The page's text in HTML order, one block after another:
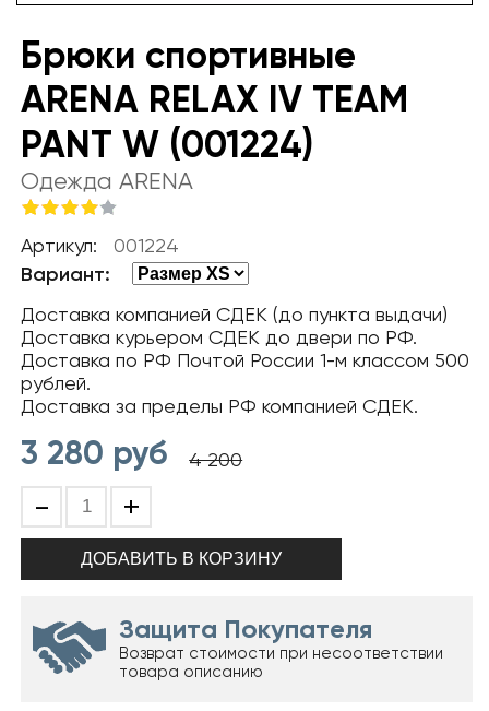
Брюки спортивные
ARENA RELAX IV TEAM
PANT W (001224)
Одежда ARENA
Артикул: 001224
Вариант:
Доставка компанией СДЕК (до пункта выдачи)
Доставка курьером СДЕК до двери по РФ.
Доставка по РФ Почтой России 1-м классом 500
рублей.
Доставка за пределы РФ компанией СДЕК.
3 280 руб 4 200
- +
Защита Покупателя
Возврат стоимости при несоответствии
товара описанию